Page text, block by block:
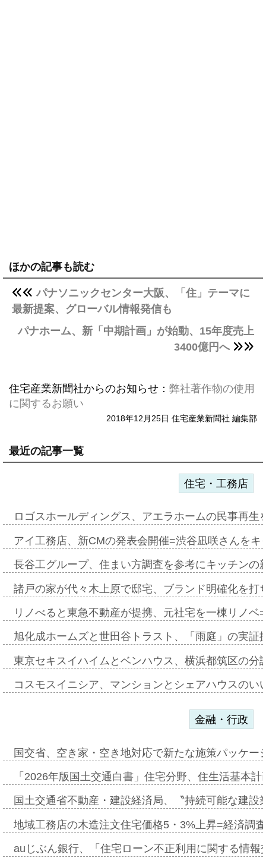
ほかの記事も読む
パナソニックセンター大阪、「住」テーマに
最新提案、グローバル情報発信も
パナホーム、新「中期計画」が始動、15年度売上
3400億円へ
住宅産業新聞社からのお知らせ： 弊社著作物の使用
に関するお願い
2018年12月25日 住宅産業新聞社 編集部
最近の記事一覧
住宅・工務店
ロゴスホールディングス、アエラホームの民事再
アイ工務店、新CMの発表会開催=渋谷凪咲さんを
長谷工グループ、住まい方調査を参考にキッチン
諸戸の家が代々木上原で邸宅、ブランド明確化を
リノべると東急不動産が提携、元社宅を一棟リノ
旭化成ホームズと世田谷トラスト、「雨庭」の実
東京セキスイハイムとベンハウス、横浜都筑区の
コスモスイニシア、マンションとシェアハウスの
金融・行政
国交省、空き家・空き地対応で新たな施策パッケ
「2026年版国土交通白書」住宅分野、住生活基本
国土交通省不動産・建設経済局、〝持続可能な建
地域工務店の木造注文住宅価格5・3%上昇=経済調
auじぶん銀行、「住宅ローン不正利用に関する情